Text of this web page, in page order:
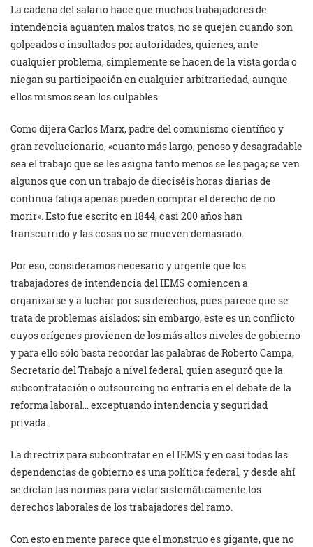
La cadena del salario hace que muchos trabajadores de
intendencia aguanten malos tratos, no se quejen cuando son
golpeados o insultados por autoridades, quienes, ante
cualquier problema, simplemente se hacen de la vista gorda o
niegan su participación en cualquier arbitrariedad, aunque
ellos mismos sean los culpables.
Como dijera Carlos Marx, padre del comunismo científico y
gran revolucionario, «cuanto más largo, penoso y desagradable
sea el trabajo que se les asigna tanto menos se les paga; se ven
algunos que con un trabajo de dieciséis horas diarias de
continua fatiga apenas pueden comprar el derecho de no
morir». Esto fue escrito en 1844, casi 200 años han
transcurrido y las cosas no se mueven demasiado.
Por eso, consideramos necesario y urgente que los
trabajadores de intendencia del IEMS comiencen a
organizarse y a luchar por sus derechos, pues parece que se
trata de problemas aislados; sin embargo, este es un conflicto
cuyos orígenes provienen de los más altos niveles de gobierno
y para ello sólo basta recordar las palabras de Roberto Campa,
Secretario del Trabajo a nivel federal, quien aseguró que la
subcontratación o outsourcing no entraría en el debate de la
reforma laboral… exceptuando intendencia y seguridad
privada.
La directriz para subcontratar en el IEMS y en casi todas las
dependencias de gobierno es una política federal, y desde ahí
se dictan las normas para violar sistemáticamente los
derechos laborales de los trabajadores del ramo.
Con esto en mente parece que el monstruo es gigante, que no